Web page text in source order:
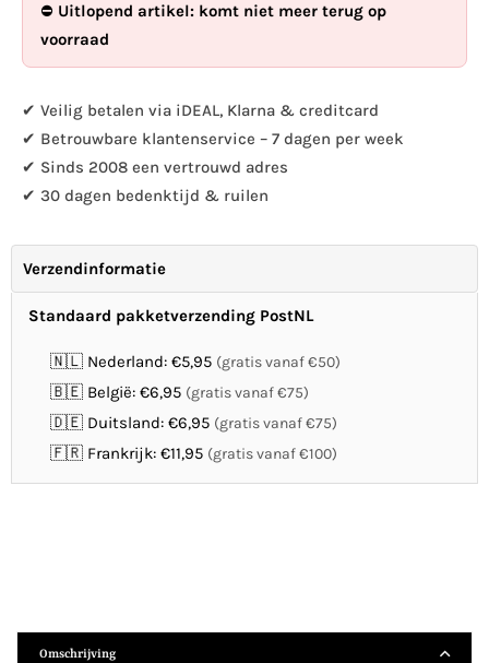
Roodstaart
Roodstaart
⛔ Uitlopend artikel: komt niet meer terug op
voorraad
✔ Veilig betalen via iDEAL, Klarna & creditcard
✔ Betrouwbare klantenservice – 7 dagen per week
✔ Sinds 2008 een vertrouwd adres
✔ 30 dagen bedenktijd & ruilen
Verzendinformatie
Standaard pakketverzending PostNL
🇳🇱 Nederland: €5,95 (gratis vanaf €50)
🇧🇪 België: €6,95 (gratis vanaf €75)
🇩🇪 Duitsland: €6,95 (gratis vanaf €75)
🇫🇷 Frankrijk: €11,95 (gratis vanaf €100)
Omschrijving